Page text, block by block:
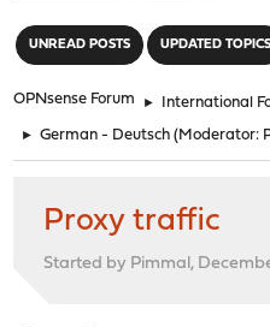
UNREAD POSTS UPDATED TOPICS
OPNsense Forum ► International
► German - Deutsch (Moderator:
Proxy traffic
Started by Pimmal,